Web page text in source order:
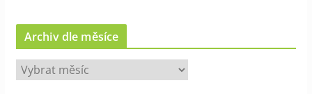
Archiv dle měsíce
A
r